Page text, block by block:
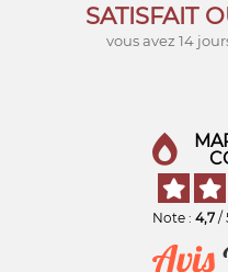
SATISFAIT
vous avez 14
Note : 4,7 /